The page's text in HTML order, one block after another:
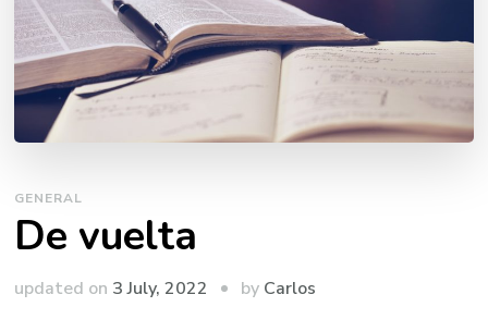
GENERAL
De vuelta
updated on 3 July, 2022 by Carlos